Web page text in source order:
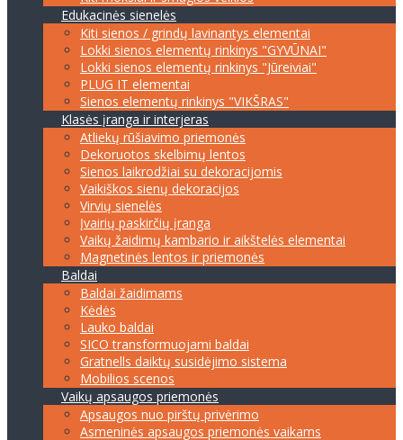
Edukacinės sienelės
Kiti sienos / grindų lavinantys elementai
Lokki sienos elementų rinkinys "GYVŪNAI"
Lokki sienos elementų rinkinys "Jūreiviai"
PLUG IT elementai
Sienos elementų rinkinys "VIKŠRAS"
Klasės įranga ir interjeras
Atliekų rūšiavimo priemonės
Dekoruotos skelbimų lentos
Sienos laikrodžiai su dekoracijomis
Vaikiškos sienų dekoracijos
Virvių sienelės
Įvairių paskirčių įranga
Vaikų žaidimų kambario ir aikštelės elementai
Magnetinės lentos ir priemonės
Baldai
Baldai žaidimams
Kėdės
Lauko baldai
SICO transformuojami baldai
Gratnells daiktų susidėjimo sistema
Mobilios scenos
Vaikų apsaugos priemonės
Apsaugos nuo pirštų privėrimo
Asmeninės apsaugos priemonės vaikams